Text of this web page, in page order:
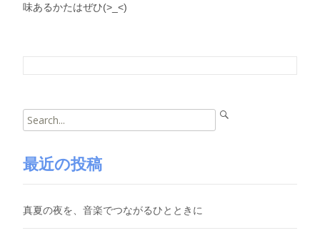
味あるかたはぜひ(>_<)
Post
navigation
Search
for:
最近の投稿
真夏の夜を、音楽でつながるひとときに